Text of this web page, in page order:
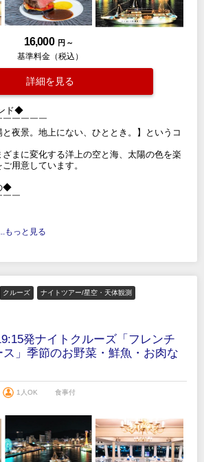
16,000 円 ～
基準料金（税込）
詳細を見る
ド◆
￣￣￣￣￣
夜景。地上にない、ひととき。】というコ
ざまに変化する洋上の空と海、太陽の色を楽
用意しています。
◆
￣￣
もっと見る
クルーズ ナイトツアー/星空・天体観測
発ナイトクルーズ「フレンチ
」季節のお野菜・鮮魚・お肉な
1人OK
食事付